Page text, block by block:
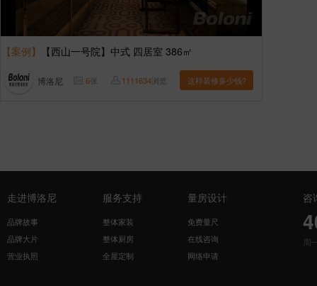
【案例】 【西山一号院】中式 四居室 386㎡
博洛尼 6张 1111634浏览 这样装修多少钱?
走进博洛尼
品牌故事
品牌大片
营业执照
服务支持
整体家装
整体厨房
全屋定制
量房设计
免费量尺
在线咨询
网络申请
咨
周